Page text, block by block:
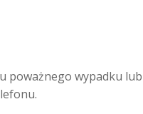
poważnego wypadku